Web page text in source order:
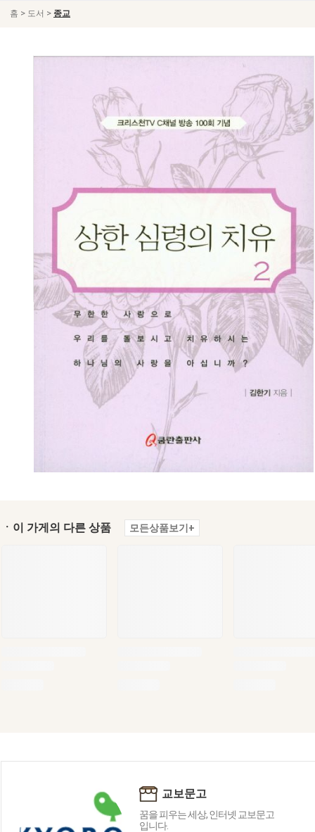
홈 > 도서 > 종교
ㆍ이 가게의 다른 상품 모든상품보기+
교보문고
꿈을 피우는 세상, 인터넷 교보문고
입니다.